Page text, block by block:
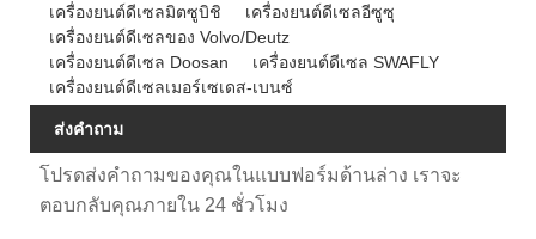
เครื่องยนต์ดีเซลมิตซูบิชิ
เครื่องยนต์ดีเซลอีซูซุ
เครื่องยนต์ดีเซลของ Volvo/Deutz
เครื่องยนต์ดีเซล Doosan
เครื่องยนต์ดีเซล SWAFLY
เครื่องยนต์ดีเซลเมอร์เซเดส-เบนซ์
ส่งคำถาม
โปรดส่งคำถามของคุณในแบบฟอร์มด้านล่าง เราจะ
ตอบกลับคุณภายใน 24 ชั่วโมง